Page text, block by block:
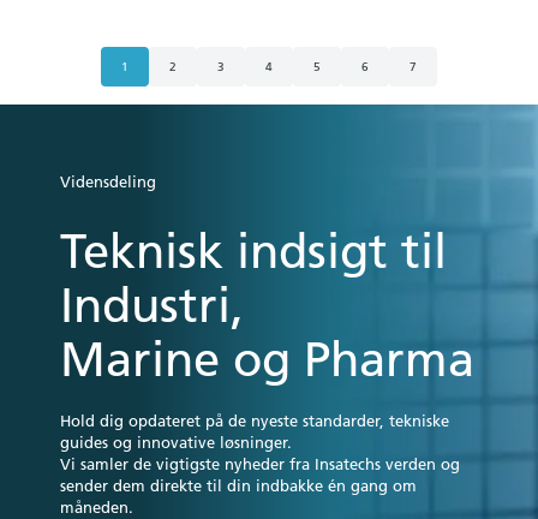
1 2 3 4 5 6 7
Vidensdeling
Teknisk indsigt til
Industri,
Marine og Pharma
Hold dig opdateret på de nyeste standarder, tekniske
guides og innovative løsninger.
Vi samler de vigtigste nyheder fra Insatechs verden og
sender dem direkte til din indbakke én gang om
måneden.